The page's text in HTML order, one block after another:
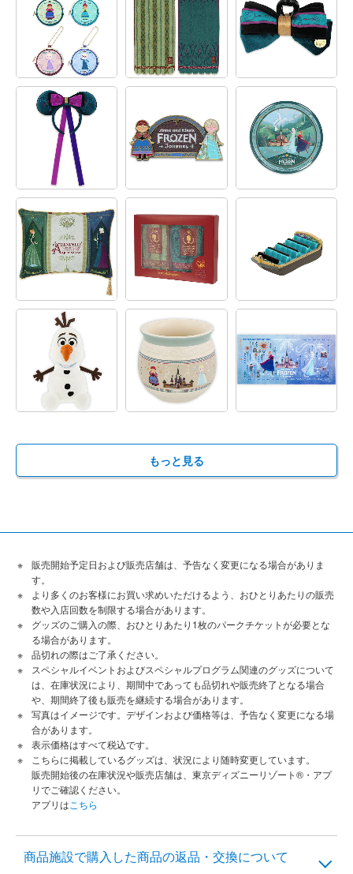
もっと見る
販売開始予定日および販売店舗は、予告なく変更になる場合がありま
す。
より多くのお客様にお買い求めいただけるよう、おひとりあたりの販売
数や入店回数を制限する場合があります。
グッズのご購入の際、おひとりあたり1枚のパークチケットが必要とな
る場合があります。
品切れの際はご了承ください。
スペシャルイベントおよびスペシャルプログラム関連のグッズについて
は、在庫状況により、期間中であっても品切れや販売終了となる場合
や、期間終了後も販売を継続する場合があります。
写真はイメージです。デザインおよび価格等は、予告なく変更になる場
合があります。
表示価格はすべて税込です。
こちらに掲載しているグッズは、状況により随時変更しています。
販売開始後の在庫状況や販売店舗は、東京ディズニーリゾート®・アプ
リでご確認ください。
アプリは こちら
商品施設で購入した商品の返品・交換について